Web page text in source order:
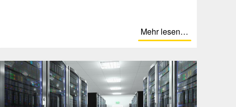
Mehr lesen…